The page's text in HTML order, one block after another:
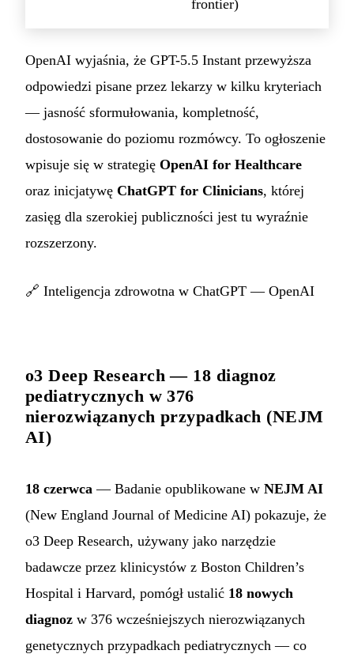
frontier)
OpenAI wyjaśnia, że GPT-5.5 Instant przewyższa
odpowiedzi pisane przez lekarzy w kilku kryteriach
— jasność sformułowania, kompletność,
dostosowanie do poziomu rozmówcy. To ogłoszenie
wpisuje się w strategię OpenAI for Healthcare
oraz inicjatywę ChatGPT for Clinicians, której
zasięg dla szerokiej publiczności jest tu wyraźnie
rozszerzony.
🔗 Inteligencja zdrowotna w ChatGPT — OpenAI
o3 Deep Research — 18 diagnoz
pediatrycznych w 376
nierozwiązanych przypadkach (NEJM
AI)
18 czerwca — Badanie opublikowane w NEJM AI
(New England Journal of Medicine AI) pokazuje, że
o3 Deep Research, używany jako narzędzie
badawcze przez klinicystów z Boston Children’s
Hospital i Harvard, pomógł ustalić 18 nowych
diagnoz w 376 wcześniejszych nierozwiązanych
genetycznych przypadkach pediatrycznych — co